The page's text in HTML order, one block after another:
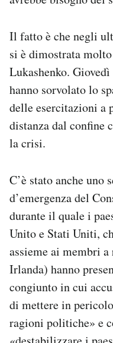
Il fatto è che negli
si è dimostrata
Lukashenko.
hanno sorvolato lo
delle esercitazioni a
distanza dal confine
la crisi.
C’è stato anche uno
d’emergenza del
durante il quale i
Unito e Stati Uniti,
assieme ai membri
Irlanda) hanno
congiunto in cui
di mettere in
ragioni politiche» e